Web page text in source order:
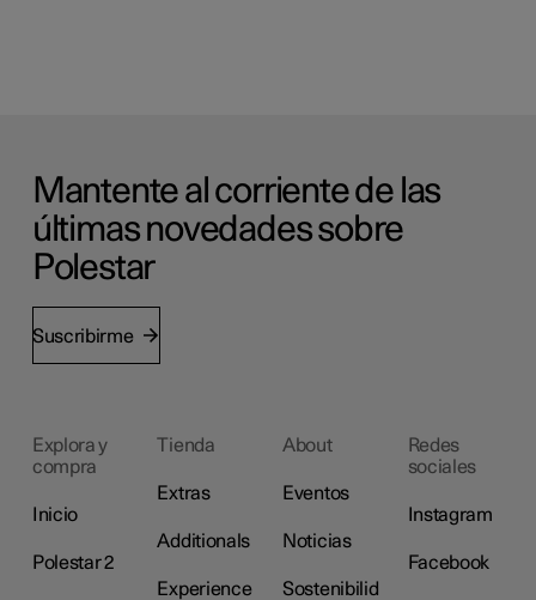
Mantente al corriente de las
últimas novedades sobre
Polestar
Suscribirme
Explora y
compra
Inicio
Polestar 2
Tienda
Extras
Additionals
Experience
About
Eventos
Noticias
Sostenibilid
Redes
sociales
Instagram
Facebook